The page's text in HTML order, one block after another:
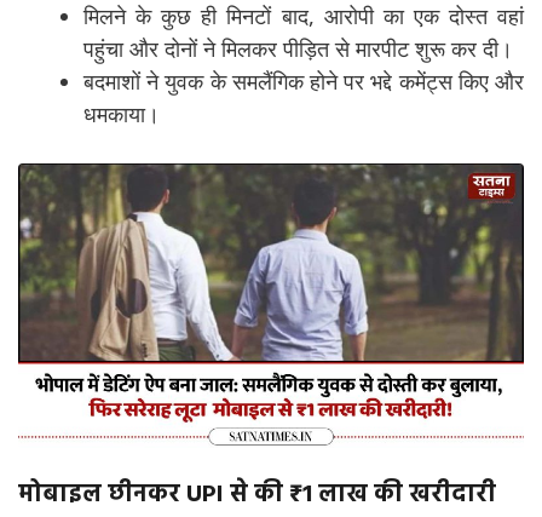
मिलने के कुछ ही मिनटों बाद, आरोपी का एक दोस्त वहां
पहुंचा और दोनों ने मिलकर पीड़ित से मारपीट शुरू कर दी।
बदमाशों ने युवक के समलैंगिक होने पर भद्दे कमेंट्स किए और
धमकाया।
मोबाइल छीनकर UPI से की ₹1 लाख की खरीदारी